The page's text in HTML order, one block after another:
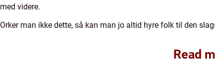
med videre.
Orker man ikke dette, så kan man jo altid hyre folk til den
Read